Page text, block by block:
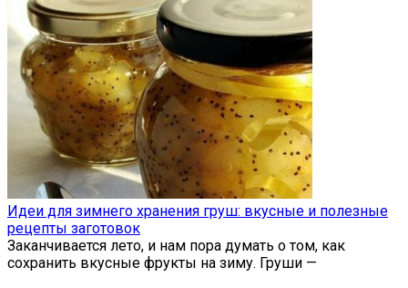
Идеи для зимнего хранения груш: вкусные и полезные
рецепты заготовок
Заканчивается лето, и нам пора думать о том, как
сохранить вкусные фрукты на зиму. Груши —